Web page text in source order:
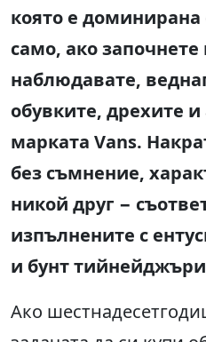
която е
само, ако
наблюдавате,
обувките, дрехите и
марката Vans.
без съмнение,
никой друг −
изпълнените с
и бунт
Ако